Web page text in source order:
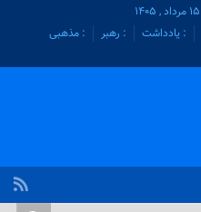
: یادداشت : رهبر
: مذهبی